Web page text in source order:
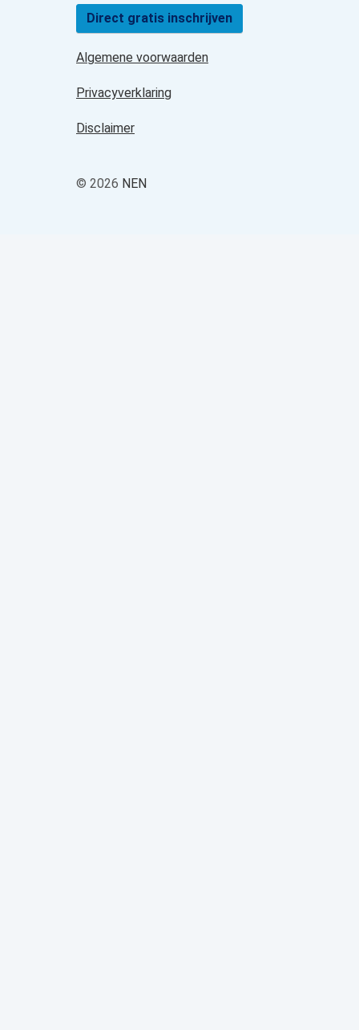
Direct gratis inschrijven
Algemene voorwaarden
Privacyverklaring
Disclaimer
© 2026 NEN